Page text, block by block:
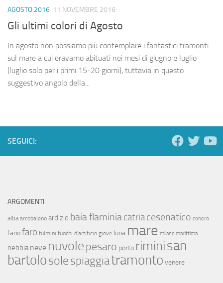
AGOSTO 2016 11 NOVEMBRE 2016
Gli ultimi colori di Agosto
In agosto non possiamo più contemplare i fantastici tramonti
sul mare a cui eravamo abituati nei mesi di giugno e luglio
(luglio solo per i primi 15-20 giorni), tuttavia in questo
suggestivo angolo della...
SEGUICI:
ARGOMENTI
alba arcobaleno ardizio baia flaminiacatriacesenatico conero
fanofaro fulmini fuochi d'artificio giove luna mare milano marittima
nebbia neve nuvolepesaro porto riminisan
bartolosolespiaggiatramonto venere